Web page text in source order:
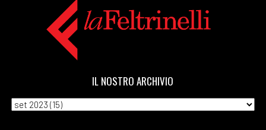
IL NOSTRO ARCHIVIO